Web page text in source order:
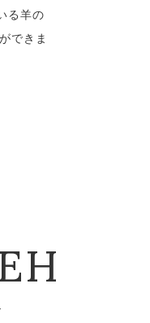
る羊の
できま